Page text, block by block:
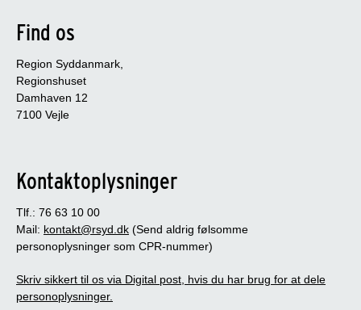
Find os
Region Syddanmark,
Regionshuset
Damhaven 12
7100 Vejle
Kontaktoplysninger
Tlf.: 76 63 10 00
Mail: kontakt@rsyd.dk (Send aldrig følsomme
personoplysninger som CPR-nummer)
Skriv sikkert til os via Digital post, hvis du har brug for at dele
personoplysninger.